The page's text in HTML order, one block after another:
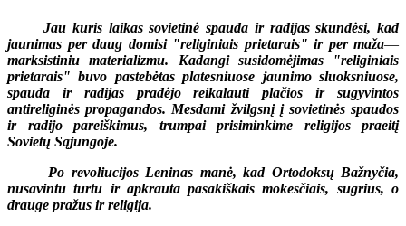
Jau kuris laikas sovietinė spauda ir radijas skundėsi, kad
jaunimas per daug domisi "religiniais prietarais" ir per maža—
marksistiniu materializmu. Kadangi susidomėjimas "religiniais
prietarais" buvo pastebėtas platesniuose jaunimo sluoksniuose,
spauda ir radijas pradėjo reikalauti plačios ir sugyvintos
antireliginės propagandos. Mesdami žvilgsnį į sovietinės spaudos
ir radijo pareiškimus, trumpai prisiminkime religijos praeitį
Sovietų Sąjungoje.
Po revoliucijos Leninas manė, kad Ortodoksų Bažnyčia,
nusavintu turtu ir apkrauta pasakiškais mokesčiais, sugrius, o
drauge pražus ir religija.